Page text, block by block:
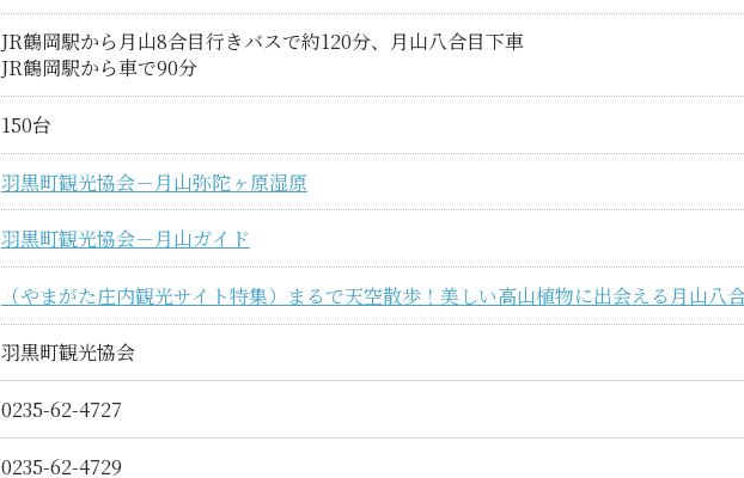
JR鶴岡駅から月山8合目行きバスで約120分、月山八合目下車
JR鶴岡駅から車で90分
150台
羽黒町観光協会－月山弥陀ヶ原湿原
羽黒町観光協会－月山ガイド
（やまがた庄内観光サイト特集）まるで天空散歩！美しい高山植物に出会える月山八
羽黒町観光協会
0235-62-4727
0235-62-4729